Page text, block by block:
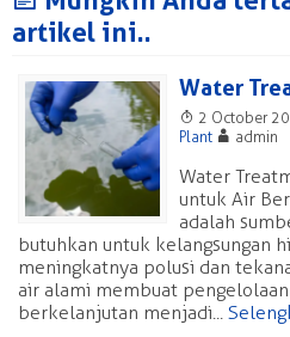
artikel ini..
Water
T 2 October
Plant A admin
Water
untuk Air
adalah
butuhkan untuk kelangsungan
meningkatnya polusi dan
air alami membuat
berkelanjutan menjadi...